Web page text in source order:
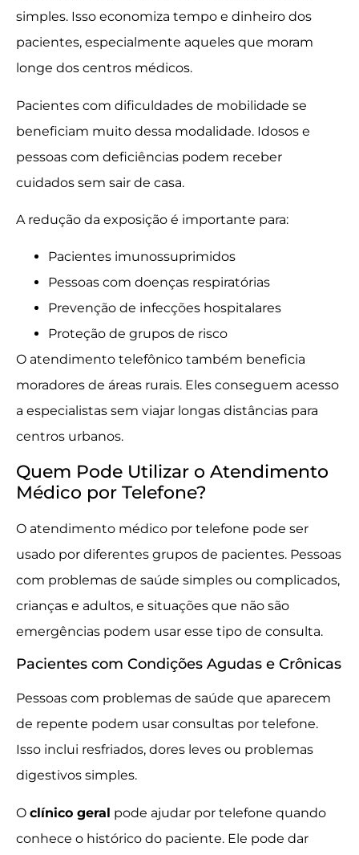
simples. Isso economiza tempo e dinheiro dos
pacientes, especialmente aqueles que moram
longe dos centros médicos.
Pacientes com dificuldades de mobilidade se
beneficiam muito dessa modalidade. Idosos e
pessoas com deficiências podem receber
cuidados sem sair de casa.
A redução da exposição é importante para:
Pacientes imunossuprimidos
Pessoas com doenças respiratórias
Prevenção de infecções hospitalares
Proteção de grupos de risco
O atendimento telefônico também beneficia
moradores de áreas rurais. Eles conseguem acesso
a especialistas sem viajar longas distâncias para
centros urbanos.
Quem Pode Utilizar o Atendimento
Médico por Telefone?
O atendimento médico por telefone pode ser
usado por diferentes grupos de pacientes. Pessoas
com problemas de saúde simples ou complicados,
crianças e adultos, e situações que não são
emergências podem usar esse tipo de consulta.
Pacientes com Condições Agudas e Crônicas
Pessoas com problemas de saúde que aparecem
de repente podem usar consultas por telefone.
Isso inclui resfriados, dores leves ou problemas
digestivos simples.
O clínico geral pode ajudar por telefone quando
conhece o histórico do paciente. Ele pode dar